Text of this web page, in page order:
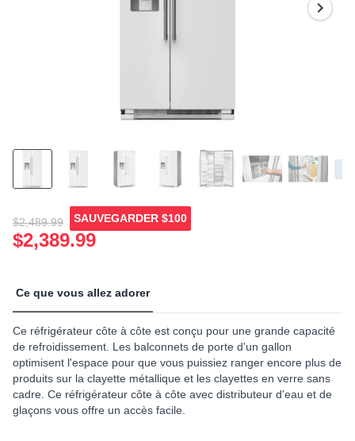
$2,489.99 SAUVEGARDER $100
$2,389.99
Ce que vous allez adorer
Ce réfrigérateur côte à côte est conçu pour une grande capacité
de refroidissement. Les balconnets de porte d'un gallon
optimisent l'espace pour que vous puissiez ranger encore plus de
produits sur la clayette métallique et les clayettes en verre sans
cadre. Ce réfrigérateur côte à côte avec distributeur d'eau et de
glaçons vous offre un accès facile.